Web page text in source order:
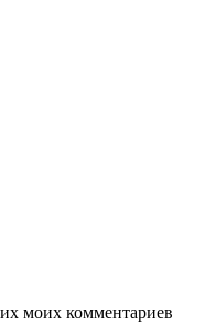
моих комментариев